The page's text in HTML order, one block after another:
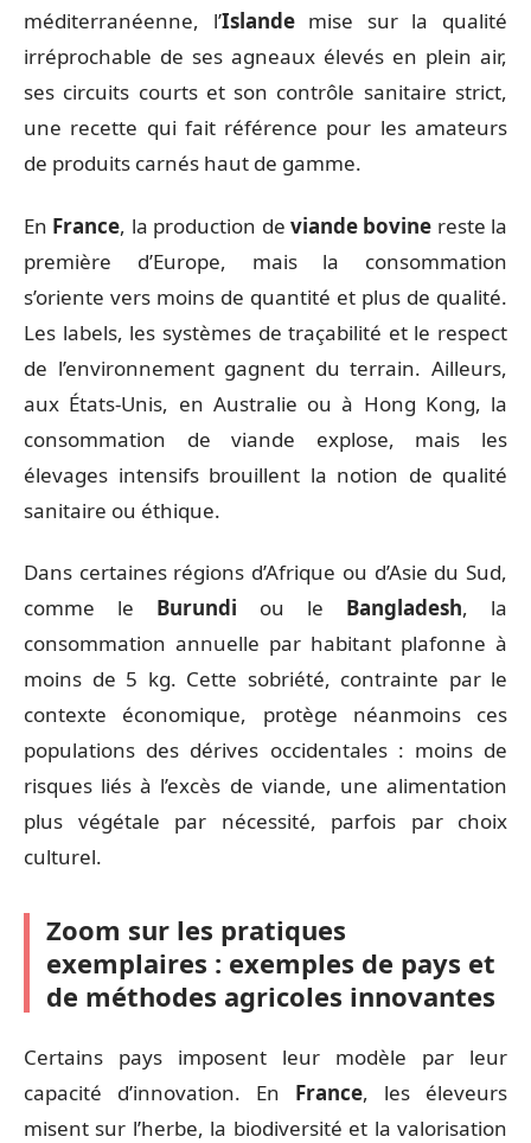
méditerranéenne, l’Islandemise sur la qualité
irréprochable de ses agneaux élevés en plein air,
ses circuits courts et son contrôle sanitaire strict,
une recette qui fait référence pour les amateurs
de produits carnés haut de gamme.
En France, la production de viande bovine reste la
première d’Europe, mais la consommation
s’oriente vers moins de quantité et plus de qualité.
Les labels, les systèmes de traçabilité et le respect
de l’environnement gagnent du terrain. Ailleurs,
aux États-Unis, en Australie ou à Hong Kong, la
consommation de viande explose, mais les
élevages intensifs brouillent la notion de qualité
sanitaire ou éthique.
Dans certaines régions d’Afrique ou d’Asie du Sud,
comme le Burundi ou le Bangladesh, la
consommation annuelle par habitant plafonne à
moins de 5 kg. Cette sobriété, contrainte par le
contexte économique, protège néanmoins ces
populations des dérives occidentales : moins de
risques liés à l’excès de viande, une alimentation
plus végétale par nécessité, parfois par choix
culturel.
Zoom sur les pratiques
exemplaires : exemples de pays et
de méthodes agricoles innovantes
Certains pays imposent leur modèle par leur
capacité d’innovation. En France, les éleveurs
misent sur l’herbe, la biodiversité et la valorisation